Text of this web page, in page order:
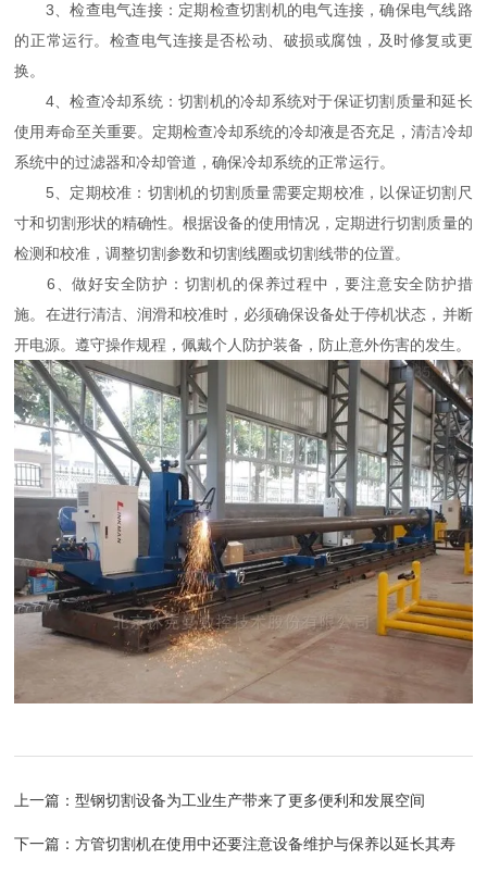
3、检查电气连接：定期检查切割机的电气连接，确保电气线路
的正常运行。检查电气连接是否松动、破损或腐蚀，及时修复或更
换。
4、检查冷却系统：切割机的冷却系统对于保证切割质量和延长
使用寿命至关重要。定期检查冷却系统的冷却液是否充足，清洁冷却
系统中的过滤器和冷却管道，确保冷却系统的正常运行。
5、定期校准：切割机的切割质量需要定期校准，以保证切割尺
寸和切割形状的精确性。根据设备的使用情况，定期进行切割质量的
检测和校准，调整切割参数和切割线圈或切割线带的位置。
6、做好安全防护：切割机的保养过程中，要注意安全防护措
施。在进行清洁、润滑和校准时，必须确保设备处于停机状态，并断
开电源。遵守操作规程，佩戴个人防护装备，防止意外伤害的发生。
上一篇：型钢切割设备为工业生产带来了更多便利和发展空间
下一篇：方管切割机在使用中还要注意设备维护与保养以延长其寿